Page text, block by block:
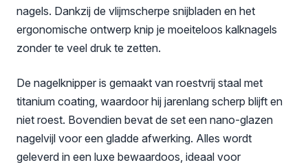
nagels. Dankzij de vlijmscherpe snijbladen en het
ergonomische ontwerp knip je moeiteloos kalknagels
zonder te veel druk te zetten.
De nagelknipper is gemaakt van roestvrij staal met
titanium coating, waardoor hij jarenlang scherp blijft en
niet roest. Bovendien bevat de set een nano-glazen
nagelvijl voor een gladde afwerking. Alles wordt
geleverd in een luxe bewaardoos, ideaal voor